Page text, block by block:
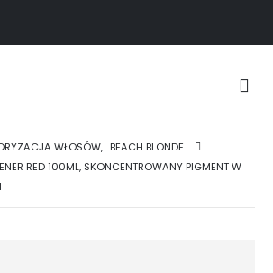
WŁOSÓW, BEACH BLONDE
RED 100ML, SKONCENTROWANY PIGMENT W